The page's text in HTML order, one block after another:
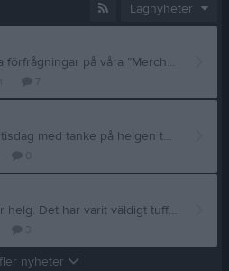
Lagnyheter
Hej! Vi har roligt nog fått flera förfrågningar på våra ”Merch”hoddies. Och kan nu göra en extra beställning OM det blir ett större antal. Så stäm av med era lag denna vecka och skicka till mig på Messenger senast på söndag om ni har några som vill ha. Skriv antal, färg, samt stl. (Det är samma som tidigare, Junior: 90/100-150/160, Vuxen: Xs-xxl). Är efterfrågan hög så skickar vi iväg en beställning👍
Vi hoppar över träningen på tisdag med tanke på helgen tuffa dagar så kör vi träning på torsdag 16.30-~17.45 veckan efter det kör vi på som vanligt. Lägger in allt i kalendern imorgon. Kan hända att det dyker upp nån ekstra träning under veckan med kort varsel för dom om är sugna och kan om jag får tråkigt nån dag 🤣
Hej alla och tack för en super helg. Det har varit väldigt tuffa matcher då vi enbart har mött 1 eller 2 år äldre motståndare, dom har krigat på och aldrig gett upp vilket är väldigt kul å se så hoppas killarna har haft kul ändå. Det har iaf vi ledare haft med era barn. Dom är fantastiska. !
nyheter